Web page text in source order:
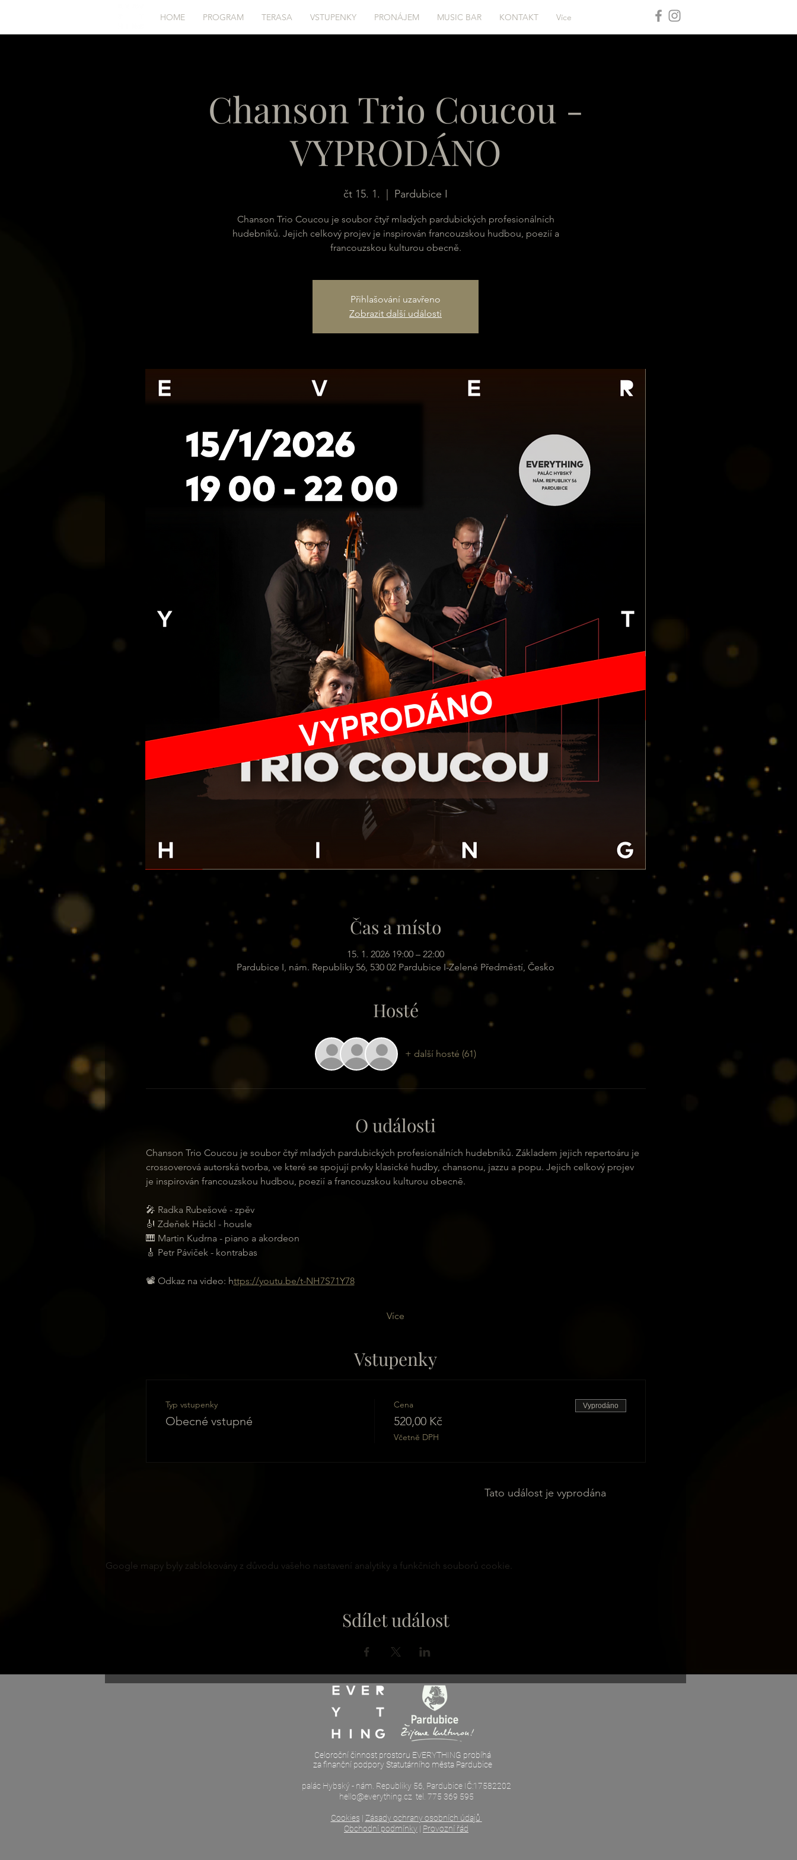
HOME PROGRAM TERASA VSTUPENKY PRONÁJEM MUSIC BAR KONTAKT Více
Chanson Trio Coucou -
VYPRODÁNO
čt 15. 1. Pardubice I
Chanson Trio Coucou je soubor čtyř mladých pardubických profesionálních
hudebníků. Jejich celkový projev je inspirován francouzskou hudbou, poezií a
francouzskou kulturou obecně.
Přihlašování uzavřeno
Zobrazit další události
Čas a místo
15. 1. 2026 19:00 – 22:00
Pardubice I, nám. Republiky 56, 530 02 Pardubice I-Zelené Předměstí, Česko
Hosté
+ další hosté (61)
O události
Chanson Trio Coucou je soubor čtyř mladých pardubických profesionálních hudebníků. Základem jejich repertoáru je
crossoverová autorská tvorba, ve které se spojují prvky klasické hudby, chansonu, jazzu a popu. Jejich celkový projev
je inspirován francouzskou hudbou, poezií a francouzskou kulturou obecně.
🎤 Radka Rubešové - zpěv
🎻 Zdeňek Häckl - housle
🎹 Martin Kudrna - piano a akordeon
🎸 Petr Páviček - kontrabas
📽 Odkaz na video: https://youtu.be/t-NH7S71Y78
Více
Vstupenky
Typ vstupenky
Obecné vstupné
Cena
520,00 Kč
Včetně DPH
Vyprodáno
Tato událost je vyprodána
Google mapy byly zablokovány z důvodu vašeho nastavení analytiky a funkčních souborů cookie.
Sdílet událost
Celoroční činnost prostoru EVERYTHING probíhá
za finanční podpory Statutárního města Pardubice
palác Hybský - nám. Republiky 56, Pardubice IČ:17582202
hello@everything.cz tel. 775 369 595
Cookies | Zásady ochrany osobních údajů
Obchodní podmínky | Provozní řád